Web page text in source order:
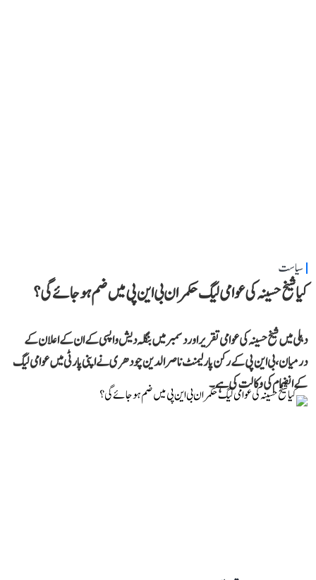
سیاست
کیا شیخ حسینہ کی عوامی لیگ حکمران بی این پی میں ضم ہو جائے گی؟
دہلی میں شیخ حسینہ کی عوامی تقریر اور دسمبر میں بنگلہ دیش واپسی کے ان کے اعلان کے
درمیان، بی این پی کے رکن پارلیمنٹ ناصر الدین چودھری نے اپنی پارٹی میں عوامی لیگ
کے انضمام کی وکالت کی ہے۔